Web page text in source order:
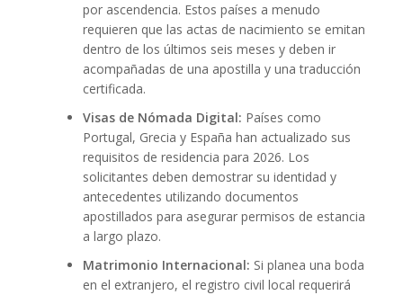
por ascendencia. Estos países a menudo
requieren que las actas de nacimiento se emitan
dentro de los últimos seis meses y deben ir
acompañadas de una apostilla y una traducción
certificada.
Visas de Nómada Digital: Países como
Portugal, Grecia y España han actualizado sus
requisitos de residencia para 2026. Los
solicitantes deben demostrar su identidad y
antecedentes utilizando documentos
apostillados para asegurar permisos de estancia
a largo plazo.
Matrimonio Internacional: Si planea una boda
en el extranjero, el registro civil local requerirá